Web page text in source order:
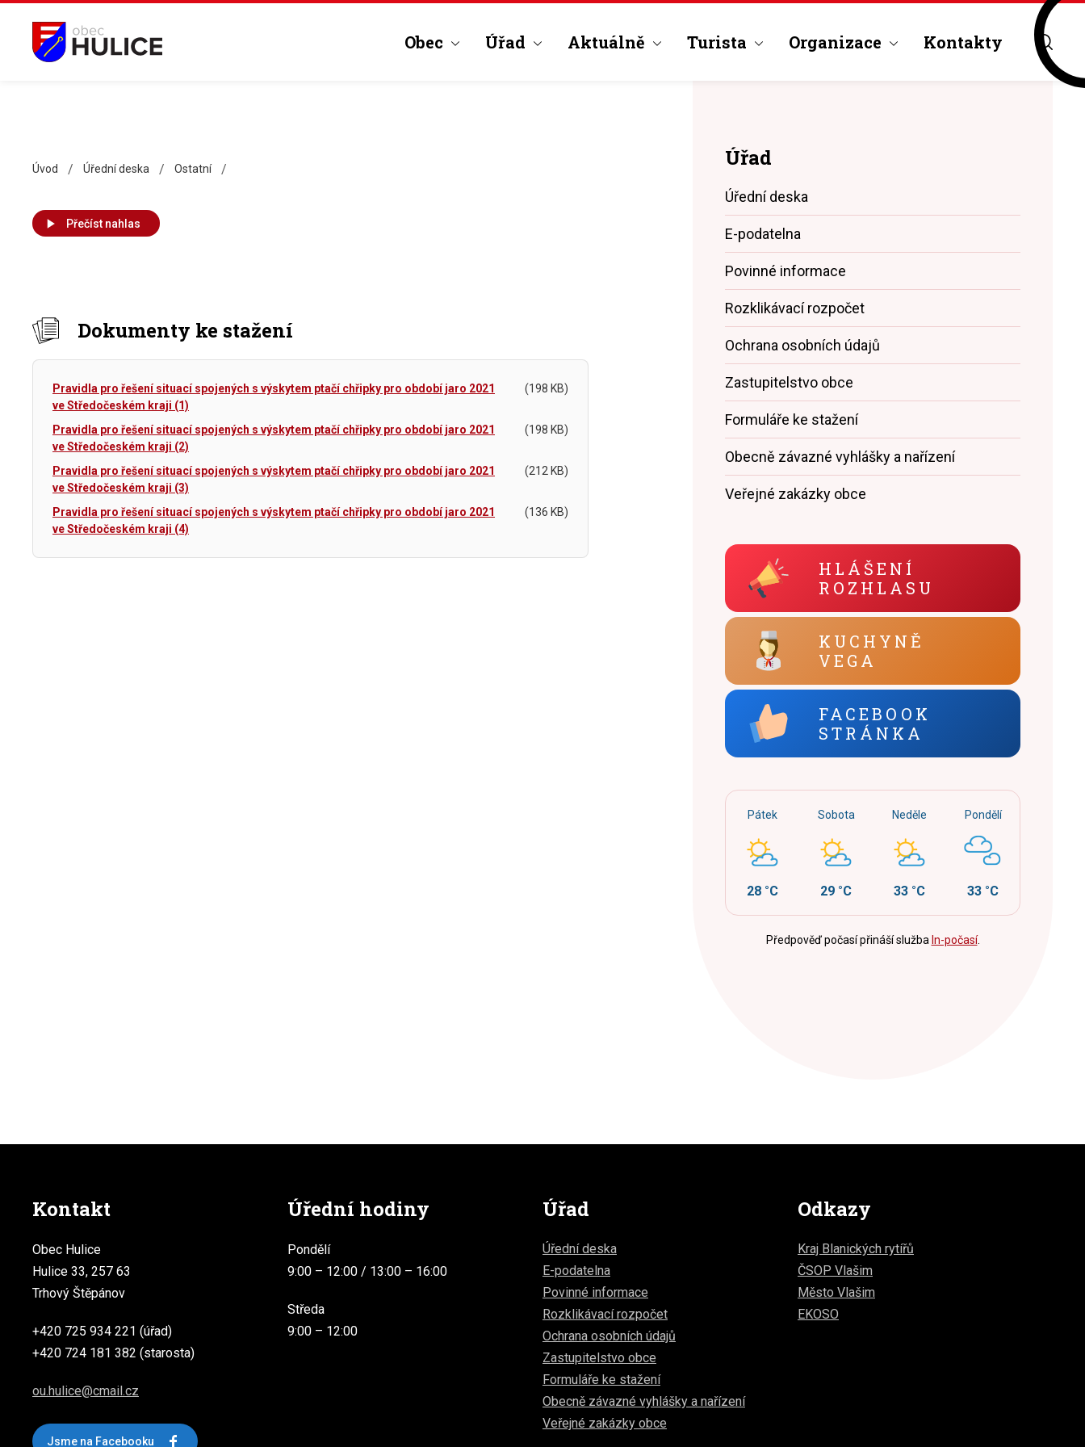
Obec Úřad Aktuálně Turista Organizace Kontakty
Úvod / Úřední deska / Ostatní /
Přečíst nahlas
Dokumenty ke stažení
Pravidla pro řešení situací spojených s výskytem ptačí chřipky pro období jaro 2021
ve Středočeském kraji (1)
(198 KB)
Pravidla pro řešení situací spojených s výskytem ptačí chřipky pro období jaro 2021
ve Středočeském kraji (2)
(198 KB)
Pravidla pro řešení situací spojených s výskytem ptačí chřipky pro období jaro 2021
ve Středočeském kraji (3)
(212 KB)
Pravidla pro řešení situací spojených s výskytem ptačí chřipky pro období jaro 2021
ve Středočeském kraji (4)
(136 KB)
Úřad
Úřední deska
E-podatelna
Povinné informace
Rozklikávací rozpočet
Ochrana osobních údajů
Zastupitelstvo obce
Formuláře ke stažení
Obecně závazné vyhlášky a nařízení
Veřejné zakázky obce
HLÁŠENÍ
ROZHLASU
KUCHYNĚ
VEGA
FACEBOOK
STRÁNKA
Pátek
28 °C
Sobota
29 °C
Neděle
33 °C
Pondělí
33 °C
Předpověď počasí přináší služba In-počasí.
Kontakt
Obec Hulice
Hulice 33, 257 63
Trhový Štěpánov
+420 725 934 221 (úřad)
+420 724 181 382 (starosta)
ou.hulice@cmail.cz
Jsme na Facebooku
Úřední hodiny
Pondělí
9:00 – 12:00 / 13:00 – 16:00
Středa
9:00 – 12:00
Úřad
Úřední deska
E-podatelna
Povinné informace
Rozklikávací rozpočet
Ochrana osobních údajů
Zastupitelstvo obce
Formuláře ke stažení
Obecně závazné vyhlášky a nařízení
Veřejné zakázky obce
Odkazy
Kraj Blanických rytířů
ČSOP Vlašim
Město Vlašim
EKOSO